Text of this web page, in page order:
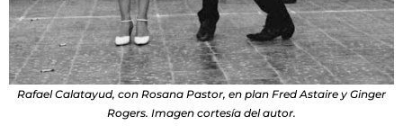
Rafael Calatayud, con Rosana Pastor, en plan Fred Astaire y Ginger
Rogers. Imagen cortesía del autor.